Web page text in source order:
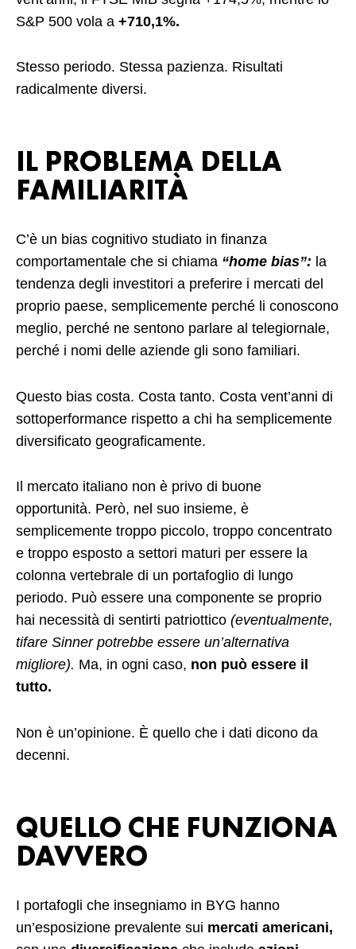
S&P 500 vola a +710,1%.
Stesso periodo. Stessa pazienza. Risultati
radicalmente diversi.
IL PROBLEMA DELLA
FAMILIARITÀ
C’è un bias cognitivo studiato in finanza
comportamentale che si chiama “home bias”: la
tendenza degli investitori a preferire i mercati del
proprio paese, semplicemente perché li conoscono
meglio, perché ne sentono parlare al telegiornale,
perché i nomi delle aziende gli sono familiari.
Questo bias costa. Costa tanto. Costa vent’anni di
sottoperformance rispetto a chi ha semplicemente
diversificato geograficamente.
Il mercato italiano non è privo di buone
opportunità. Però, nel suo insieme, è
semplicemente troppo piccolo, troppo concentrato
e troppo esposto a settori maturi per essere la
colonna vertebrale di un portafoglio di lungo
periodo. Può essere una componente se proprio
hai necessità di sentirti patriottico (eventualmente,
tifare Sinner potrebbe essere un’alternativa
migliore). Ma, in ogni caso, non può essere il
tutto.
Non è un’opinione. È quello che i dati dicono da
decenni.
QUELLO CHE FUNZIONA
DAVVERO
I portafogli che insegniamo in BYG hanno
un’esposizione prevalente sui mercati americani,